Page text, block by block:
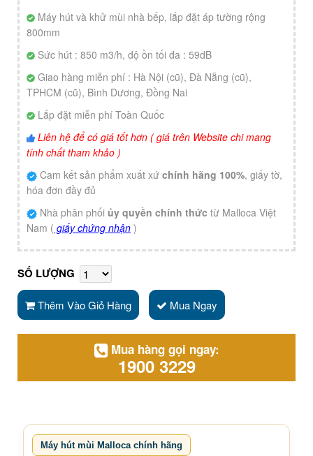
Máy hút và khử mùi nhà bếp, lắp đặt áp tường rộng
800mm
Sức hút : 850 m3/h, độ ồn tối đa : 59dB
Giao hàng miễn phí : Hà Nội (cũ), Đà Nẵng (cũ),
TPHCM (cũ), Bình Dương, Đồng Nai
Lắp đặt miễn phí Toàn Quốc
Liên hệ để có giá tốt hơn ( giá trên Website chi mang
tính chất tham khảo )
Cam kết sản phẩm xuất xứ chính hãng 100%, giấy tờ,
hóa đơn đầy đủ
Nhà phân phối ủy quyền chính thức từ Malloca Việt
Nam ( giấy chứng nhận )
SỐ LƯỢNG
Thêm Vào Giỏ Hàng Mua Ngay
Mua hàng gọi ngay:
1900 3229
Máy hút mùi Malloca chính hãng